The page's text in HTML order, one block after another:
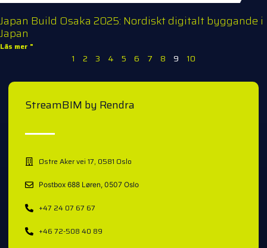
Japan Build Osaka 2025: Nordiskt digitalt byggande i
Japan
Läs mer "
1 2 3 4 5 6 7 8 9 10
StreamBIM by Rendra
Østre Aker vei 17, 0581 Oslo
Postbox 688 Løren, 0507 Oslo
+47 24 07 67 67
+46 72-508 40 89